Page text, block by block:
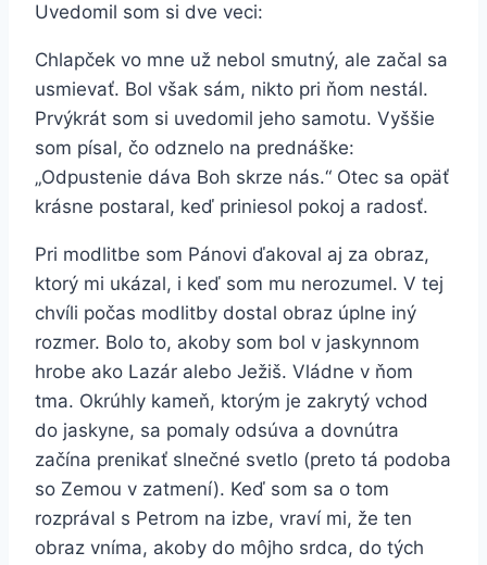
Uvedomil som si dve veci:
Chlapček vo mne už nebol smutný, ale začal sa
usmievať. Bol však sám, nikto pri ňom nestál.
Prvýkrát som si uvedomil jeho samotu. Vyššie
som písal, čo odznelo na prednáške:
„Odpustenie dáva Boh skrze nás.“ Otec sa opäť
krásne postaral, keď priniesol pokoj a radosť.
Pri modlitbe som Pánovi ďakoval aj za obraz,
ktorý mi ukázal, i keď som mu nerozumel. V tej
chvíli počas modlitby dostal obraz úplne iný
rozmer. Bolo to, akoby som bol v jaskynnom
hrobe ako Lazár alebo Ježiš. Vládne v ňom
tma. Okrúhly kameň, ktorým je zakrytý vchod
do jaskyne, sa pomaly odsúva a dovnútra
začína prenikať slnečné svetlo (preto tá podoba
so Zemou v zatmení). Keď som sa o tom
rozprával s Petrom na izbe, vraví mi, že ten
obraz vníma, akoby do môjho srdca, do tých